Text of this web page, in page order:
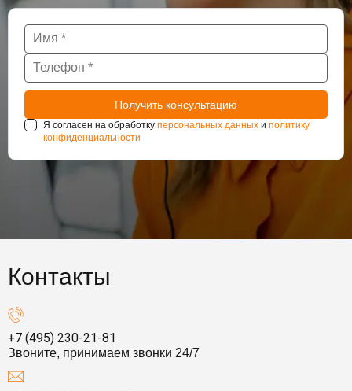
Я согласен на обработку персональных данных и политику
конфиденциальности
Контакты
+7 (495) 230-21-81
Звоните, принимаем звонки 24/7